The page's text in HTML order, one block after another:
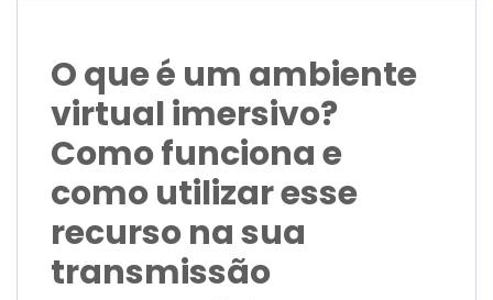
O que é um ambiente
virtual imersivo?
Como funciona e
como utilizar esse
recurso na sua
transmissão